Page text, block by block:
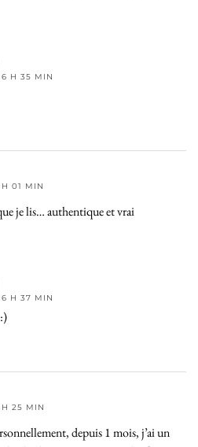
H 35 MIN
01 MIN
je lis… authentique et vrai
H 37 MIN
H 25 MIN
depuis 1 mois, j’ai un